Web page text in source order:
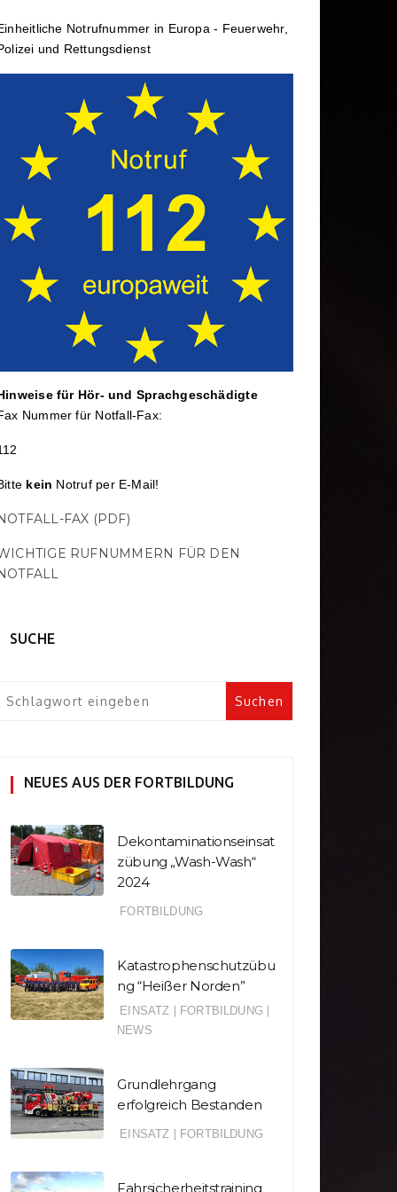
Abrollbehälter
Dekontamination
Mannschaftstransportwagen
Notruf­num­mer in Europa - Feuerwehr,
und Rettungs­dienst
für Hör- und Sprach­ge­schä­digte
Nummer für Notfall-Fax:
kein Notruf per E-Mail!
FAX (PDF)
RUFNUMMERN FÜR DEN
SUCHE
NEUES AUS DER FORTBILDUNG
Dekontaminationseinsat
zübung „Wash-Wash“
2024
FORTBILDUNG
Katastrophenschutzübu
ng “Heißer Norden”
EINSATZ | FORTBILDUNG |
NEWS
Grundlehrgang
erfolgreich Bestanden
EINSATZ | FORTBILDUNG
Fahrsicherheitstraining